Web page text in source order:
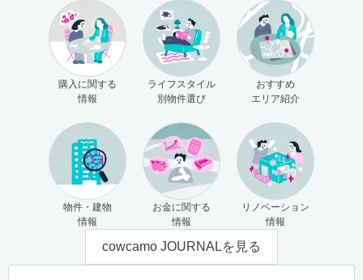
購入に関する
情報
ライフスタイル
別物件選び
おすすめ
エリア紹介
物件・建物
情報
お金に関する
情報
リノベーション
情報
cowcamo JOURNALを見る